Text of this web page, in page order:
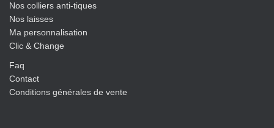
Nos colliers anti-tiques
Nos laisses
Ma personnalisation
Clic & Change
Faq
Contact
Conditions générales de vente